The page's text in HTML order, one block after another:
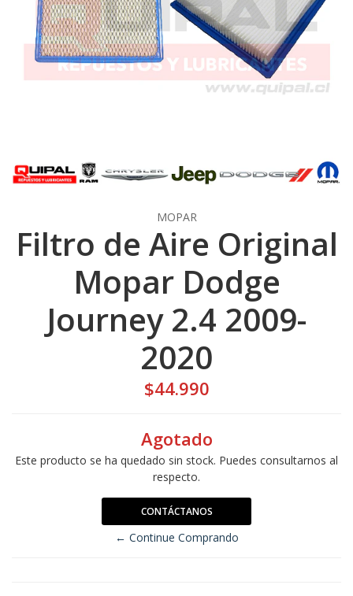
MOPAR
Filtro de Aire Original
Mopar Dodge
Journey 2.4 2009-
2020
$44.990
Agotado
Este producto se ha quedado sin stock. Puedes consultarnos al
respecto.
CONTÁCTANOS
← Continue Comprando